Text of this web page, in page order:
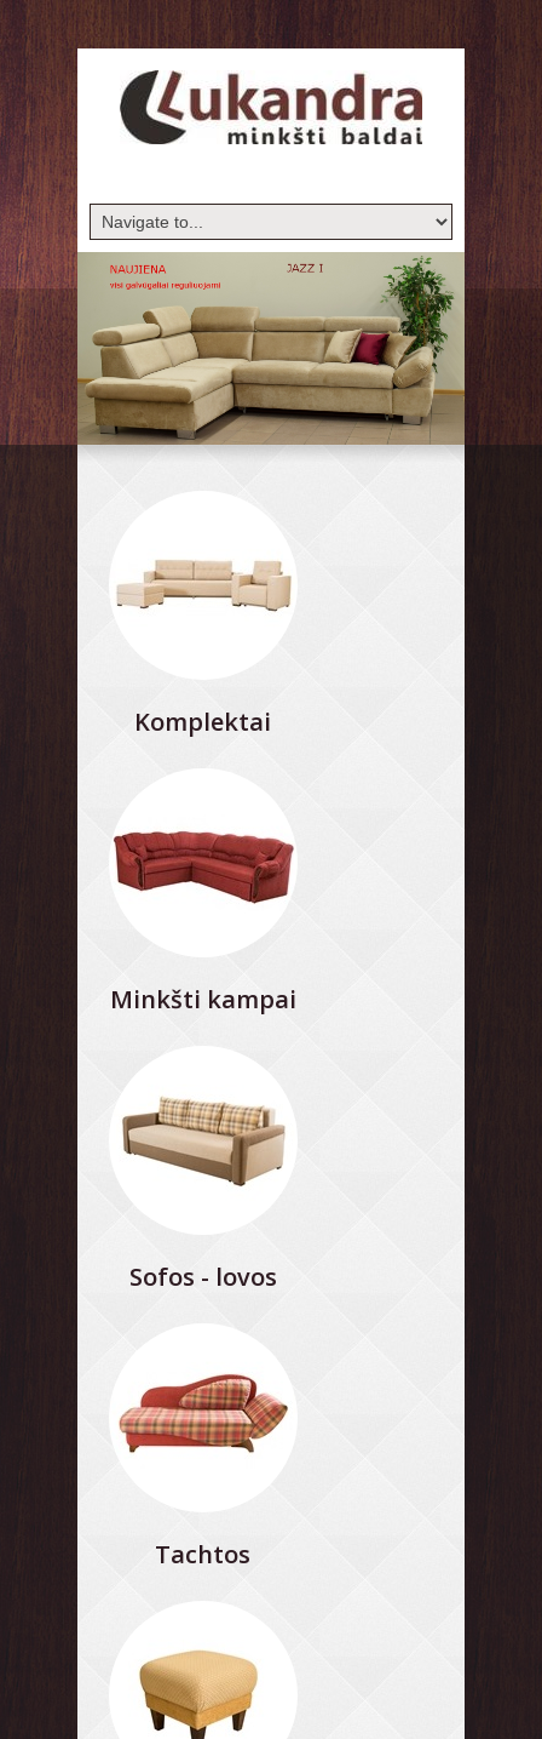
Komplektai
Minkšti kampai
Sofos - lovos
Tachtos